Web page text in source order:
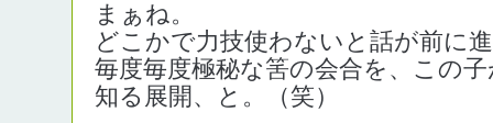
まぁね。
どこかで力技使わないと話が前に
毎度毎度極秘な筈の会合を、この
知る展開、と。（笑）